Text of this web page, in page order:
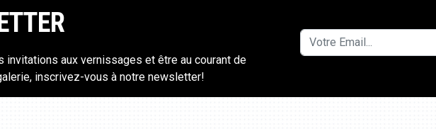
invitations aux vernissages et être au courant de
inscrivez-vous à notre newsletter!